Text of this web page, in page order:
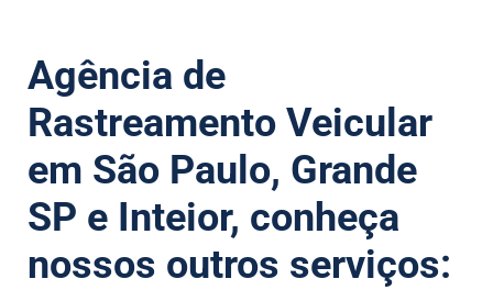
Agência de
Rastreamento Veicular
em São Paulo, Grande
SP e Inteior, conheça
nossos outros serviços: